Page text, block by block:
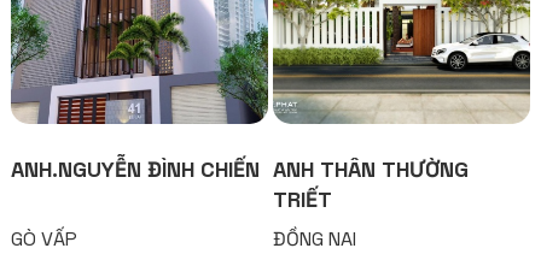
ANH.NGUYỄN ĐÌNH CHIẾN
GÒ VẤP
ANH THÂN THƯỜNG
TRIẾT
ĐỒNG NAI